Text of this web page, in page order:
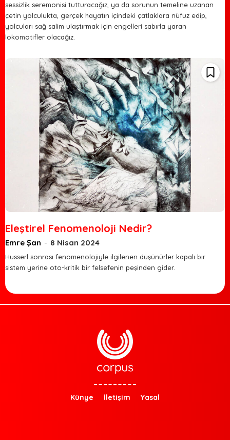
sessizlik seremonisi tutturacağız, ya da sorunun temeline uzanan
çetin yolculukta, gerçek hayatın içindeki çatlaklara nüfuz edip,
yolcuları sağ salim ulaştırmak için engelleri sabırla yaran
lokomotifler olacağız.
Eleştirel Fenomenoloji Nedir?
Emre Şan - 8 Nisan 2024
Husserl sonrası fenomenolojiyle ilgilenen düşünürler kapalı bir
sistem yerine oto-kritik bir felsefenin peşinden gider.
Künye İletişim Yasal